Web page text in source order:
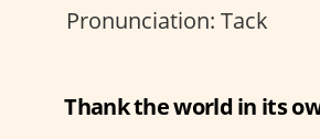
Pronunciation: Tack
Thank the world in its